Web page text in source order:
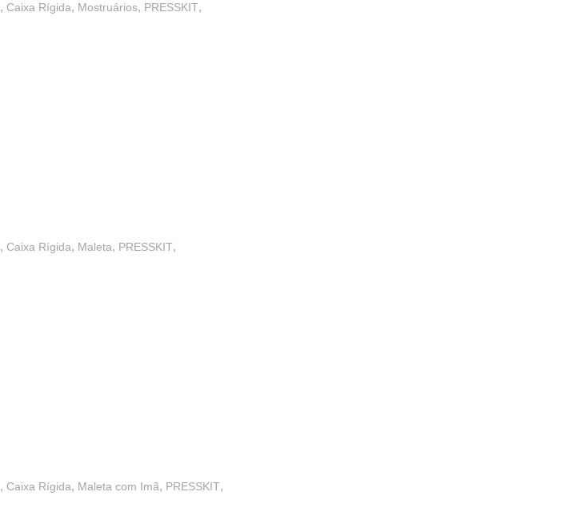
, Caixa Rígida, Mostruários, PRESSKIT,
, Caixa Rígida, Maleta, PRESSKIT,
, Caixa Rígida, Maleta com Imã, PRESSKIT,